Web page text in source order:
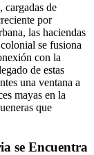
cargadas de
por
las haciendas
se fusiona
con la
de estas
una ventana a
mayas en la
que
se Encuentra